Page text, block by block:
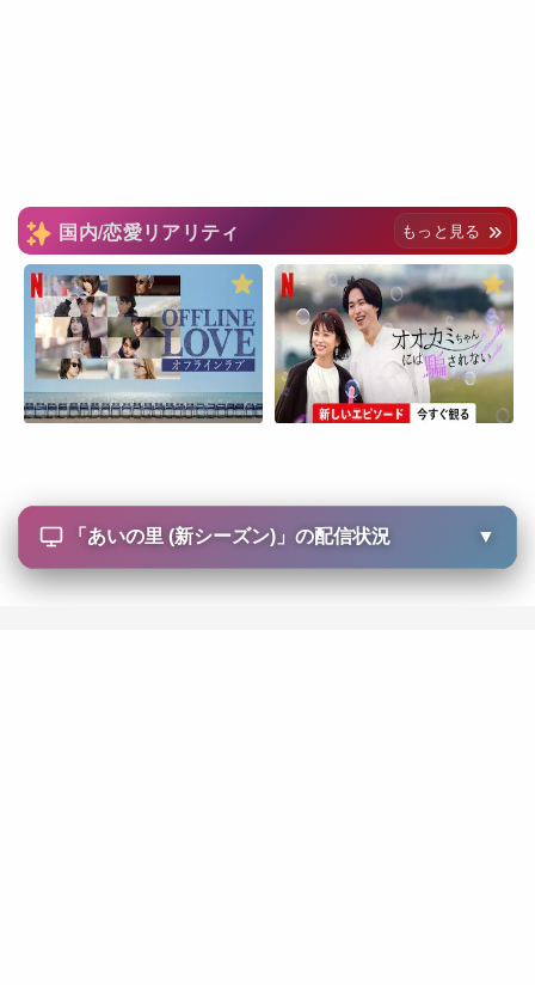
国内/恋愛リアリティ もっと見る
「 あいの里 (新シーズン)」の配信状況 ▼